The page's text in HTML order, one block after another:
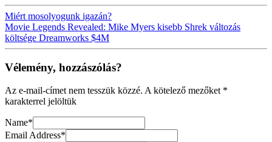
Miért mosolyogunk igazán?
Movie Legends Revealed: Mike Myers kisebb Shrek változás
költsége Dreamworks $4M
Vélemény, hozzászólás?
Az e-mail-címet nem tesszük közzé. A kötelező mezőket *
karakterrel jelöltük
Name*
Email Address*